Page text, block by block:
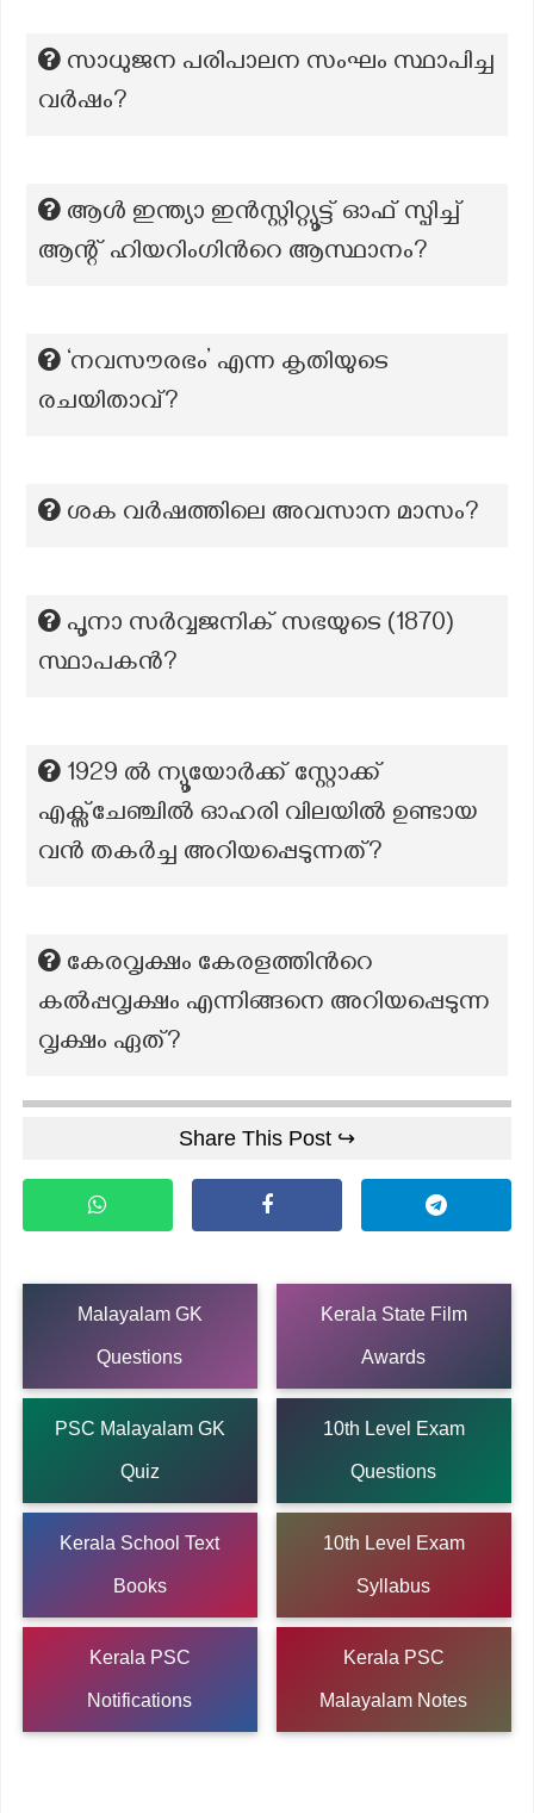
സാധുജന പരിപാലന സംഘം സ്ഥാപിച്ച
വര്‍ഷം?
ആൾ ഇന്ത്യാ ഇൻസ്റ്റിറ്റ്യൂട്ട് ഓഫ് സ്പിച്ച്
ആന്റ് ഹിയറിംഗിന്‍റെ ആസ്ഥാനം?
‘നവസൗരഭം’ എന്ന കൃതിയുടെ
രചയിതാവ്?
ശക വർഷത്തിലെ അവസാന മാസം?
പൂനാ സർവ്വജനിക് സഭയുടെ (1870)
സ്ഥാപകന്‍?
1929 ൽ ന്യൂയോർക്ക് സ്റ്റോക്ക്
എക്സ്ചേഞ്ചിൽ ഓഹരി വിലയിൽ ഉണ്ടായ
വൻ തകർച്ച അറിയപ്പെടുന്നത്?
കേരവൃക്ഷം കേരളത്തിൻറെ
കൽപ്പവൃക്ഷം എന്നിങ്ങനെ അറിയപ്പെടുന്ന
വൃക്ഷം ഏത്?
Share This Post ↪
Malayalam GK
Questions
Kerala State Film
Awards
PSC Malayalam GK
Quiz
10th Level Exam
Questions
Kerala School Text
Books
10th Level Exam
Syllabus
Kerala PSC
Notifications
Kerala PSC
Malayalam Notes